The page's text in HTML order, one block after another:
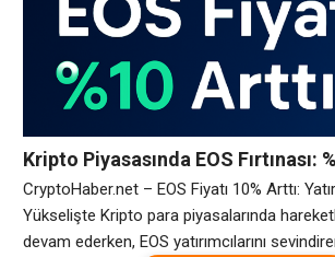
Kripto Piyasasında EOS Fırtınası:
CryptoHaber.net – EOS Fiyatı 10% Arttı:
Yükselişte Kripto para piyasalarında
devam ederken, EOS yatırımcılarını